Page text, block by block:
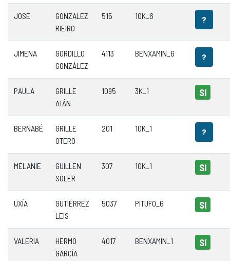
JOSE
GONZALEZ
RIEIRO
515 10K_6 ?
JIMENA
GORDILLO
GONZÁLEZ
4113 BENXAMIN_6 ?
PAULA
GRILLE
ATÁN
1095 3K_1 SI
BERNABÉ
GRILLE
OTERO
201 10K_1 ?
MELANIE
GUILLEN
SOLER
307 10K_1 SI
UXÍA
GUTIÉRREZ
LEIS
5037 PITUFO_6 SI
VALERIA
HERMO
GARCÍA
4017 BENXAMIN_1 SI